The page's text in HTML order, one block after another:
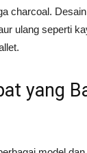
charcoal.
ulang seperti
yang